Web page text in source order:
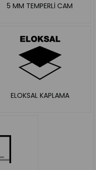
5 MM TEMPERLİ CAM
ELOKSAL KAPLAMA